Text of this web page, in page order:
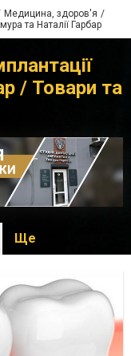
Медицина, здоров'я
та Наталії Гарбар
/ Товари та
Ще